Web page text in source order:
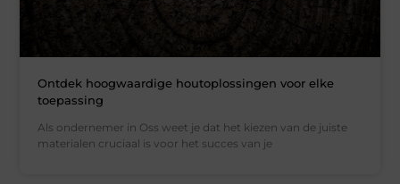
Ontdek hoogwaardige houtoplossingen voor elke
toepassing
Als ondernemer in Oss weet je dat het kiezen van de juiste
materialen cruciaal is voor het succes van je